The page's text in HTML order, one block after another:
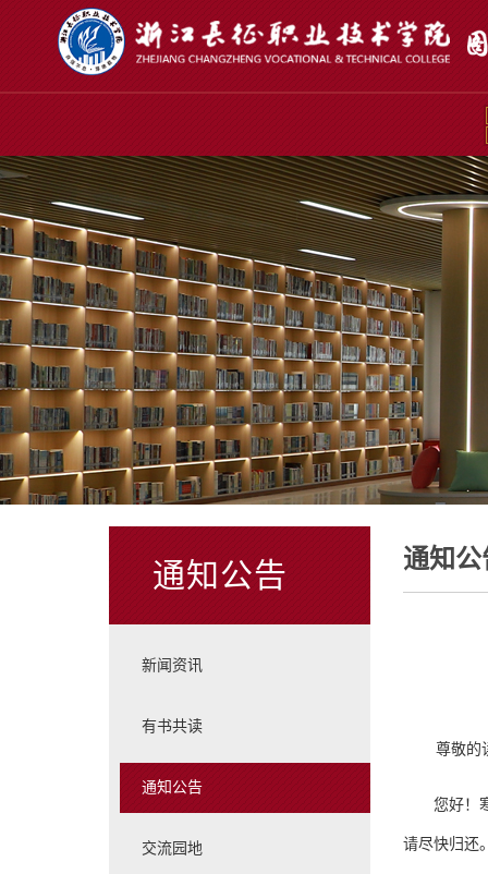
通知公告
新闻资讯
有书共读
通知公告
交流园地
通知公
尊敬的
您好！
请尽快归还